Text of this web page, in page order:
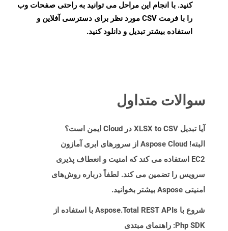
کنید. با انجام این مراحل می توانید به راحتی صفحات وب
را با فرمت CSV مورد نظر برای دسترسی آفلاین و
استفاده بیشتر تبدیل و دانلود کنید.
سوالات متداول
آیا تبدیل XLSX to CSV در Cloud ایمن است؟
البته! Aspose Cloud از سرورهای ابری آمازون
EC2 استفاده می کند که امنیت و انعطاف پذیری
سرویس را تضمین می کند. لطفاً درباره روش‌های
امنیتی Aspose بیشتر بخوانید.
شروع با Aspose.Total REST APIs با استفاده از
Php SDK: راهنمای مبتدی